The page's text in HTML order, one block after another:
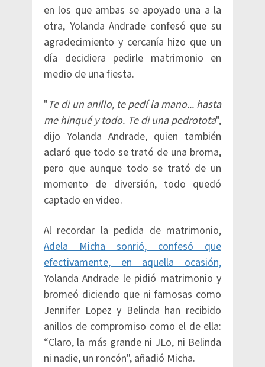
en los que ambas se apoyado una a la
otra, Yolanda Andrade confesó que su
agradecimiento y cercanía hizo que un
día decidiera pedirle matrimonio en
medio de una fiesta.
"Te di un anillo, te pedí la mano... hasta
me hinqué y todo. Te di una pedrotota",
dijo Yolanda Andrade, quien también
aclaró que todo se trató de una broma,
pero que aunque todo se trató de un
momento de diversión, todo quedó
captado en video.
Al recordar la pedida de matrimonio,
Adela Micha sonrió, confesó que
efectivamente, en aquella ocasión,
Yolanda Andrade le pidió matrimonio y
bromeó diciendo que ni famosas como
Jennifer Lopez y Belinda han recibido
anillos de compromiso como el de ella:
“Claro, la más grande ni JLo, ni Belinda
ni nadie, un roncón", añadió Micha.